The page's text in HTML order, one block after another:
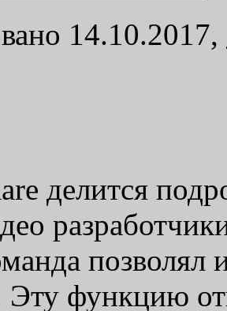
14.10.2017,
делится
позволял
функцию